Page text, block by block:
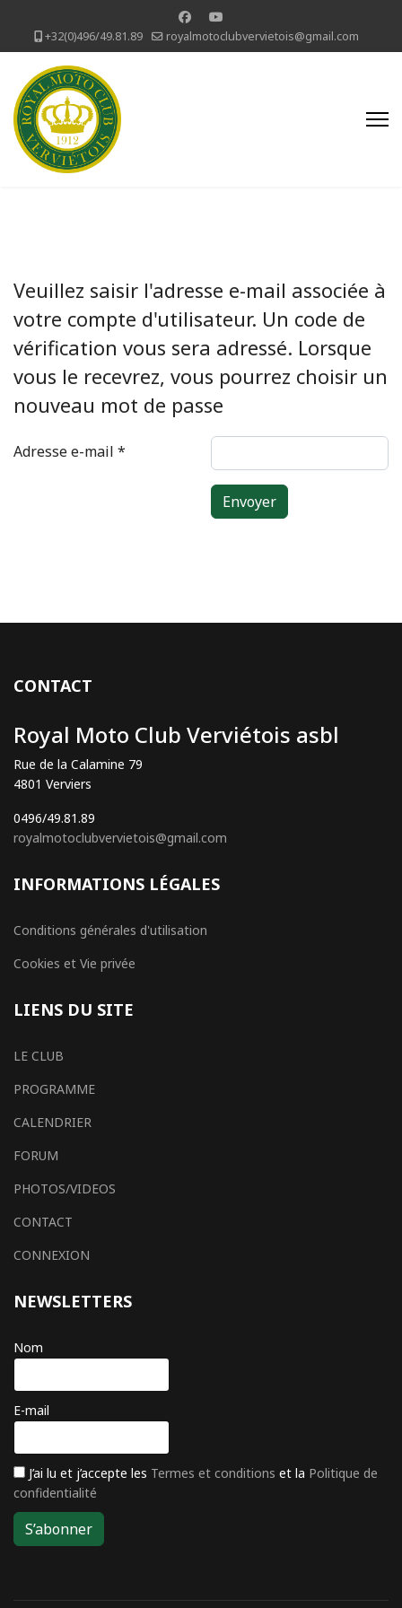
+32(0)496/49.81.89 royalmotoclubvervietois@gmail.com
Veuillez saisir l'adresse e-mail associée à
votre compte d'utilisateur. Un code de
vérification vous sera adressé. Lorsque
vous le recevrez, vous pourrez choisir un
nouveau mot de passe
Adresse e-mail *
Envoyer
CONTACT
Royal Moto Club Verviétois asbl
Rue de la Calamine 79
4801 Verviers
0496/49.81.89
royalmotoclubvervietois@gmail.com
INFORMATIONS LÉGALES
Conditions générales d'utilisation
Cookies et Vie privée
LIENS DU SITE
LE CLUB
PROGRAMME
CALENDRIER
FORUM
PHOTOS/VIDEOS
CONTACT
CONNEXION
NEWSLETTERS
Nom
E-mail
J’ai lu et j’accepte les Termes et conditions et la Politique de
confidentialité
S’abonner